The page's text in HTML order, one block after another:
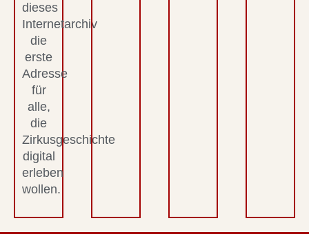
dieses
Internetarchiv
die
erste
Adresse
für
alle,
die
Zirkusgeschichte
digital
erleben
wollen.